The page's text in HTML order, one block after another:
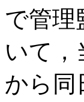
で管理
いて，
から同